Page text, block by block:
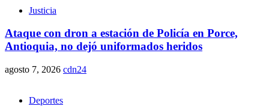
Justicia
Ataque con dron a estación de Policía en Porce,
Antioquia, no dejó uniformados heridos
agosto 7, 2026 cdn24
Deportes